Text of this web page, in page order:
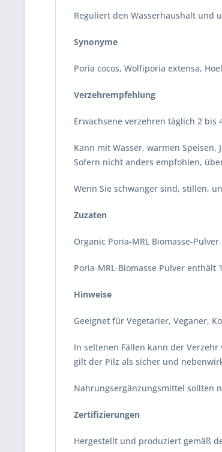
Reguliert den Wasserhaushalt und
Synonyme
Poria cocos, Wolfiporia extensa,
Verzehrempfehlung
Erwachsene verzehren täglich 2
Kann mit Wasser, warmen
Sofern nicht anders empfohlen,
Wenn Sie schwanger sind, stillen,
Zuzaten
Organic Poria-MRL Biomasse-
Poria-MRL-Biomasse Pulver
Hinweise
Geeignet für Vegetarier, Veganer,
In seltenen Fällen kann der
gilt der Pilz als sicher und
Nahrungsergänzungsmittel sollten
Zertifizierungen
Hergestellt und produziert gemäß